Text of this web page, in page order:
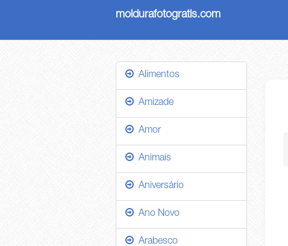
moldurafotogratis.com
Alimentos
Amizade
Amor
Animais
Aniversário
Ano Novo
Arabesco